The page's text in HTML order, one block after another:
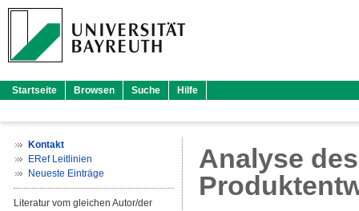
Startseite Browsen Suche Hilfe
Kontakt
ERef Leitlinien
Neueste Einträge
Literatur vom gleichen Autor/der
Analyse